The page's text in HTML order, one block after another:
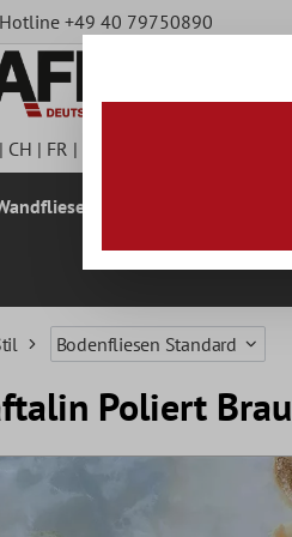
+49 40 79750890
CH | FR |
Bodenfliesen Standard
Poliert